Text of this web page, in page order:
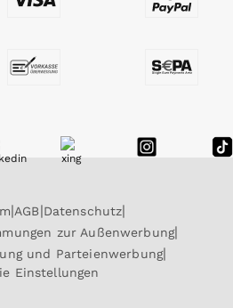
AGB Datenschutz
zur Außenwerbung
und Parteienwerbung
Einstellungen